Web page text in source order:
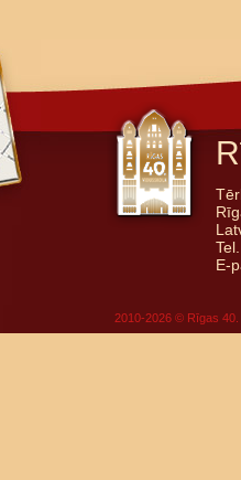
E-
2010-2026 © Rīgas